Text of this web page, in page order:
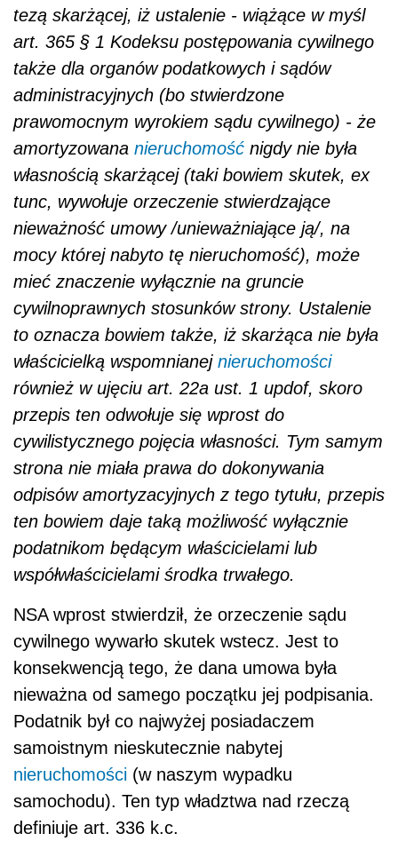
tezą skarżącej, iż ustalenie - wiążące w myśl
art. 365 § 1 Kodeksu postępowania cywilnego
także dla organów podatkowych i sądów
administracyjnych (bo stwierdzone
prawomocnym wyrokiem sądu cywilnego) - że
amortyzowana nieruchomość nigdy nie była
własnością skarżącej (taki bowiem skutek, ex
tunc, wywołuje orzeczenie stwierdzające
nieważność umowy /unieważniające ją/, na
mocy której nabyto tę nieruchomość), może
mieć znaczenie wyłącznie na gruncie
cywilnoprawnych stosunków strony. Ustalenie
to oznacza bowiem także, iż skarżąca nie była
właścicielką wspomnianej nieruchomości
również w ujęciu art. 22a ust. 1 updof, skoro
przepis ten odwołuje się wprost do
cywilistycznego pojęcia własności. Tym samym
strona nie miała prawa do dokonywania
odpisów amortyzacyjnych z tego tytułu, przepis
ten bowiem daje taką możliwość wyłącznie
podatnikom będącym właścicielami lub
współwłaścicielami środka trwałego.
NSA wprost stwierdził, że orzeczenie sądu
cywilnego wywarło skutek wstecz. Jest to
konsekwencją tego, że dana umowa była
nieważna od samego początku jej podpisania.
Podatnik był co najwyżej posiadaczem
samoistnym nieskutecznie nabytej
nieruchomości (w naszym wypadku
samochodu). Ten typ władztwa nad rzeczą
definiuje art. 336 k.c.